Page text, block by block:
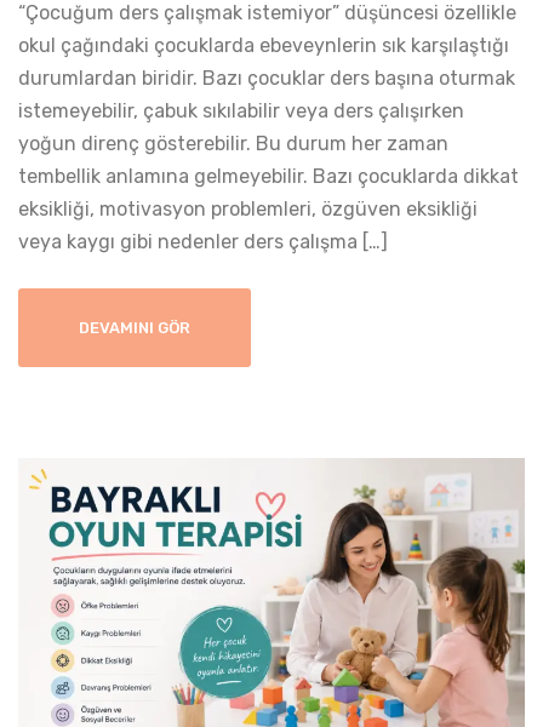
“Çocuğum ders çalışmak istemiyor” düşüncesi özellikle
okul çağındaki çocuklarda ebeveynlerin sık karşılaştığı
durumlardan biridir. Bazı çocuklar ders başına oturmak
istemeyebilir, çabuk sıkılabilir veya ders çalışırken
yoğun direnç gösterebilir. Bu durum her zaman
tembellik anlamına gelmeyebilir. Bazı çocuklarda dikkat
eksikliği, motivasyon problemleri, özgüven eksikliği
veya kaygı gibi nedenler ders çalışma […]
DEVAMINI GÖR